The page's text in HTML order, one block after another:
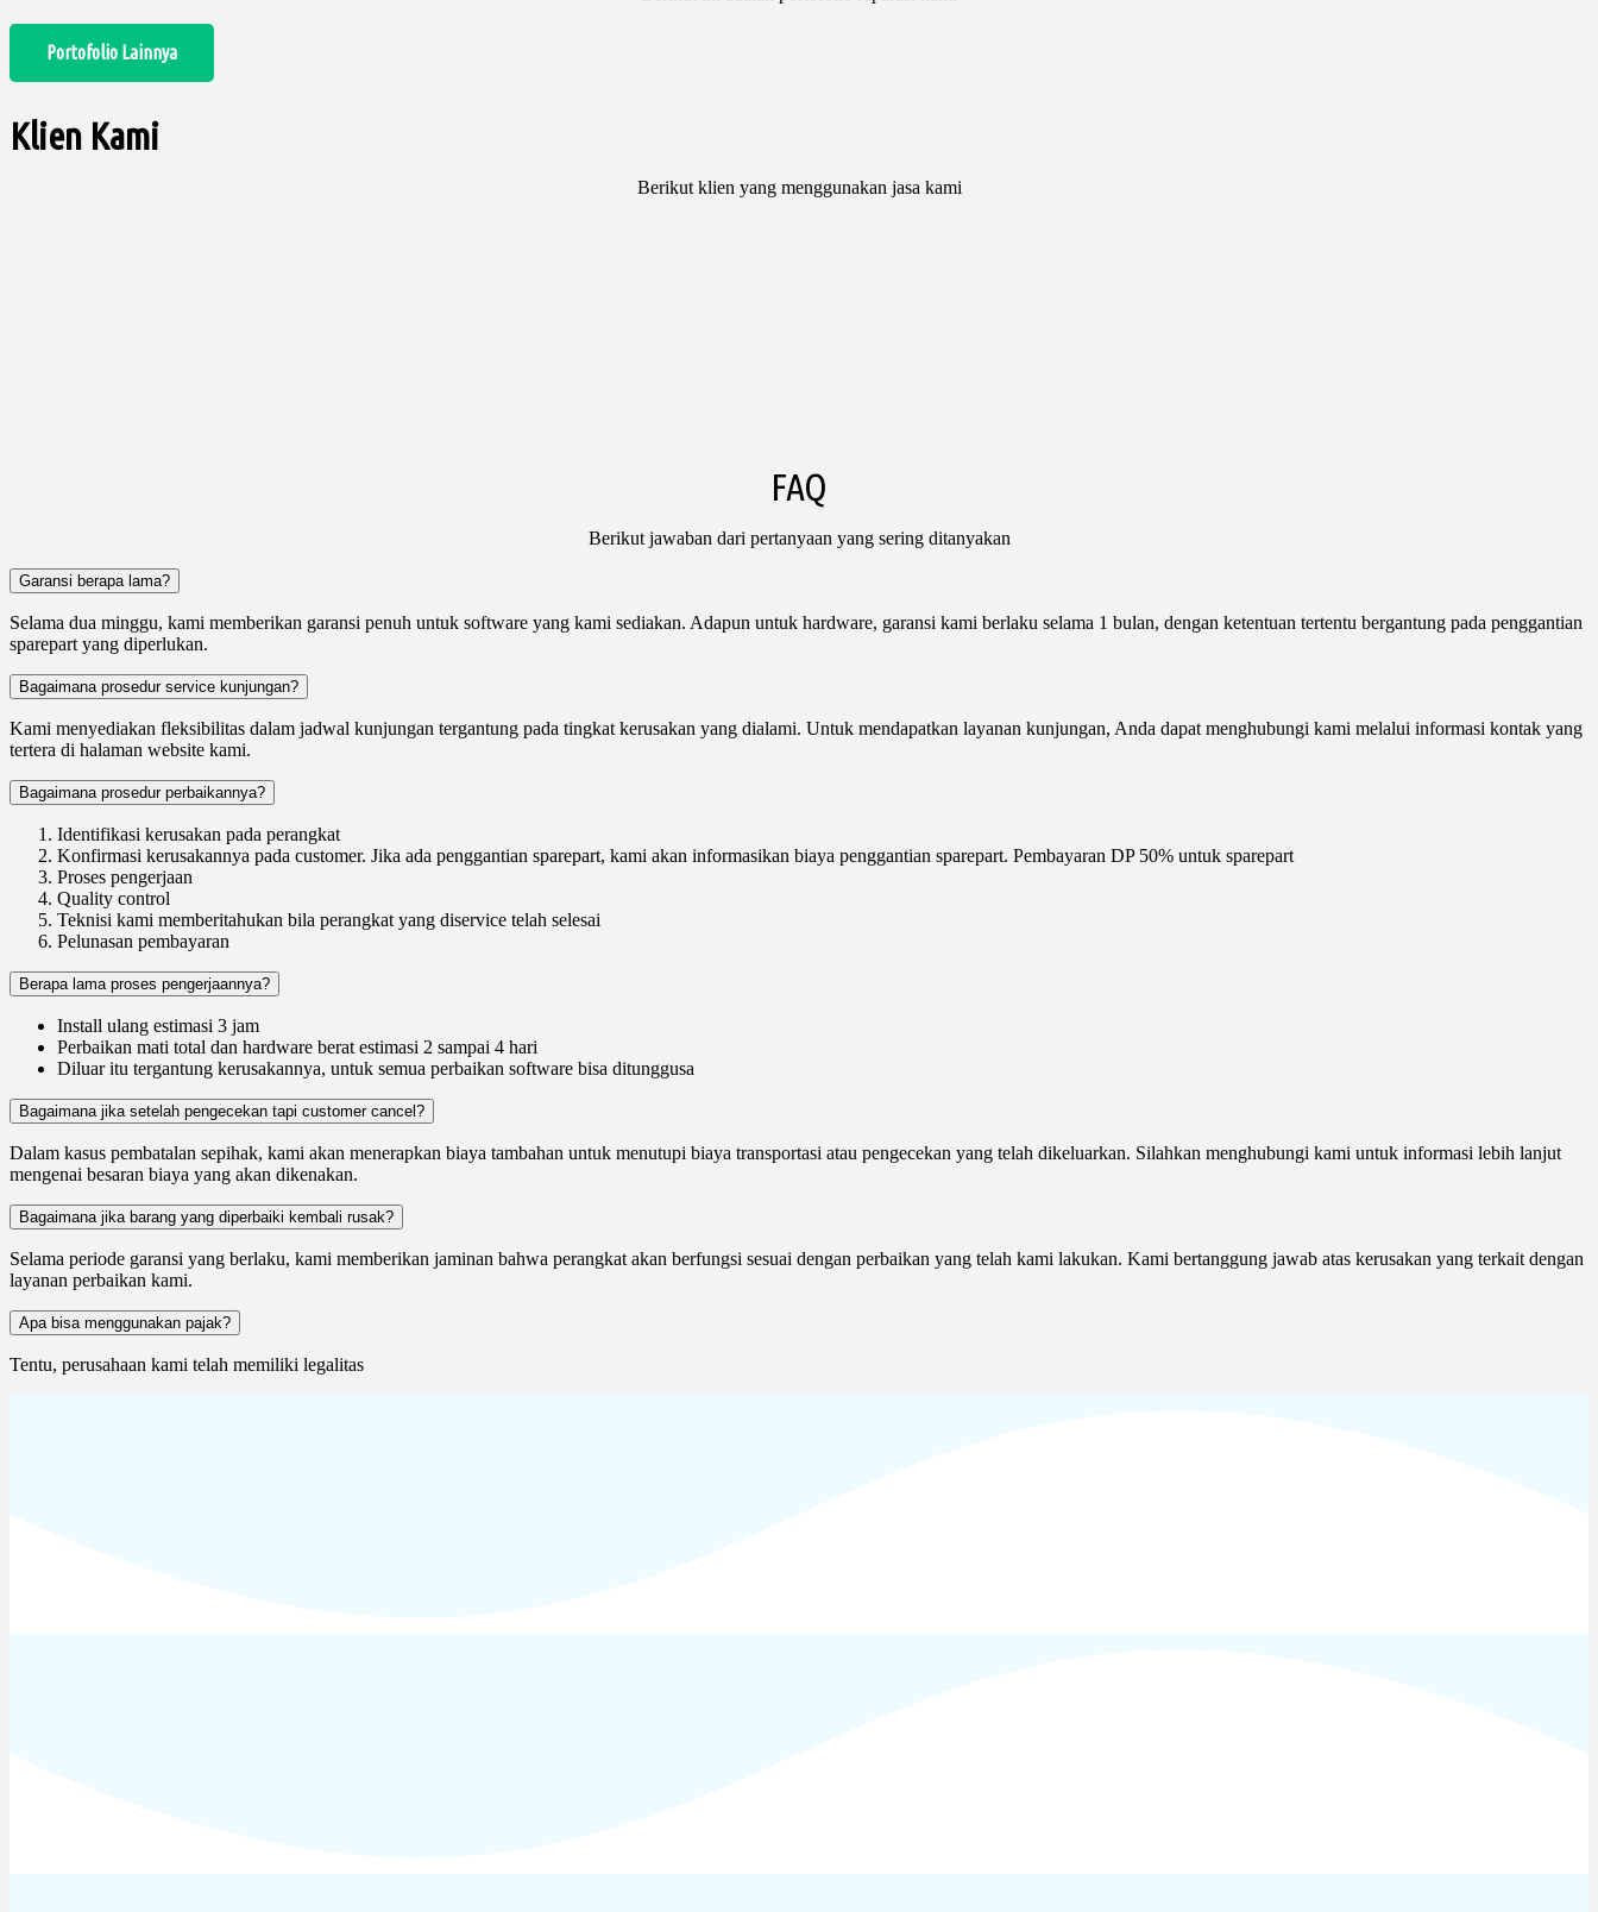
Portofolio Lainnya
Klien Kami
Berikut klien yang menggunakan jasa kami
FAQ
Berikut jawaban dari pertanyaan yang sering ditanyakan
Garansi berapa lama?
Selama dua minggu, kami memberikan garansi penuh untuk software yang kami sediakan. Adapun untuk hardware, garansi kami berlaku selama 1 bulan, dengan ketentuan tertentu bergantung pada penggantian
sparepart yang diperlukan.
Bagaimana prosedur service kunjungan?
Kami menyediakan fleksibilitas dalam jadwal kunjungan tergantung pada tingkat kerusakan yang dialami. Untuk mendapatkan layanan kunjungan, Anda dapat menghubungi kami melalui informasi kontak yang
tertera di halaman website kami.
Bagaimana prosedur perbaikannya?
Identifikasi kerusakan pada perangkat
Konfirmasi kerusakannya pada customer. Jika ada penggantian sparepart, kami akan informasikan biaya penggantian sparepart. Pembayaran DP 50% untuk sparepart
Proses pengerjaan
Quality control
Teknisi kami memberitahukan bila perangkat yang diservice telah selesai
Pelunasan pembayaran
Berapa lama proses pengerjaannya?
Install ulang estimasi 3 jam
Perbaikan mati total dan hardware berat estimasi 2 sampai 4 hari
Diluar itu tergantung kerusakannya, untuk semua perbaikan software bisa ditunggusa
Bagaimana jika setelah pengecekan tapi customer cancel?
Dalam kasus pembatalan sepihak, kami akan menerapkan biaya tambahan untuk menutupi biaya transportasi atau pengecekan yang telah dikeluarkan. Silahkan menghubungi kami untuk informasi lebih lanjut
mengenai besaran biaya yang akan dikenakan.
Bagaimana jika barang yang diperbaiki kembali rusak?
Selama periode garansi yang berlaku, kami memberikan jaminan bahwa perangkat akan berfungsi sesuai dengan perbaikan yang telah kami lakukan. Kami bertanggung jawab atas kerusakan yang terkait dengan
layanan perbaikan kami.
Apa bisa menggunakan pajak?
Tentu, perusahaan kami telah memiliki legalitas